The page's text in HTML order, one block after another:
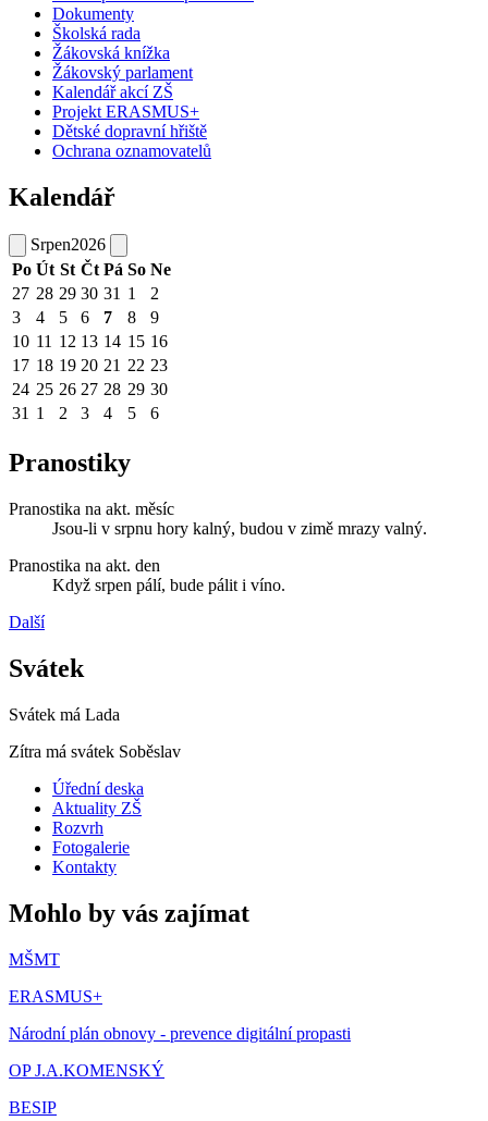
Dokumenty
Školská rada
Žákovská knížka
Žákovský parlament
Kalendář akcí ZŠ
Projekt ERASMUS+
Dětské dopravní hřiště
Ochrana oznamovatelů
Kalendář
Srpen2026
Po Út St Čt Pá So Ne
27 28 29 30 31 1
2
3
4 5 6 7 8
9
10 11 12 13 14 15 16
17 18 19 20 21 22 23
24 25 26 27 28 29 30
31 1 2 3 4 5 6
Pranostiky
Pranostika na akt. měsíc
Jsou-li v srpnu hory kalný, budou v zimě mrazy valný.
Pranostika na akt. den
Když srpen pálí, bude pálit i víno.
Další
Svátek
Svátek má Lada
Zítra má svátek Soběslav
Úřední deska
Aktuality ZŠ
Rozvrh
Fotogalerie
Kontakty
Mohlo by vás zajímat
MŠMT
ERASMUS+
Národní plán obnovy - prevence digitální propasti
OP J.A.KOMENSKÝ
BESIP